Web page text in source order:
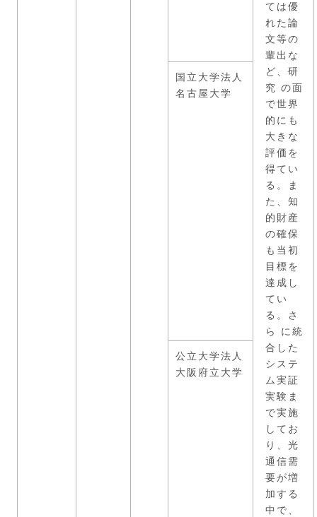
ては優
れた論
文等の
輩出な
ど、研
究 の面
で世界
的にも
大きな
評価を
得てい
る。ま
た、知
的財産
の確保
も当初
目標を
達成し
てい
る。さ
ら に統
合した
システ
ム実証
実験ま
で実施
してお
り、光
通信需
要が増
加する
中で、
国立大学法人
名古屋大学
公立大学法人
大阪府立大学